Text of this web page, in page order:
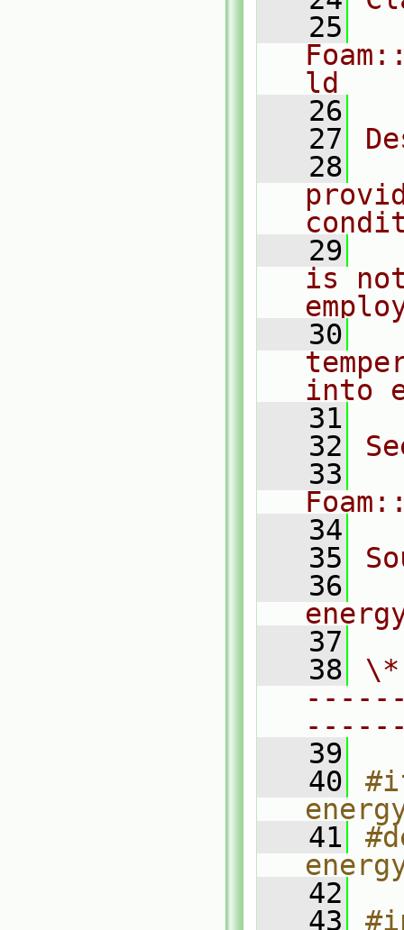
   25
ld
   26
   27
   28
   29
is
   30
into
   31
   32
   33
   34
   35
   36
   37
   38
   39
   40
   41
   42
   43